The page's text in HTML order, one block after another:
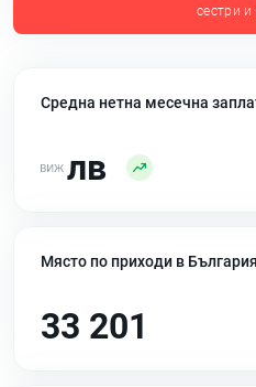
сестри
Средна нетна месечна
лв
Място по приходи в
33 201